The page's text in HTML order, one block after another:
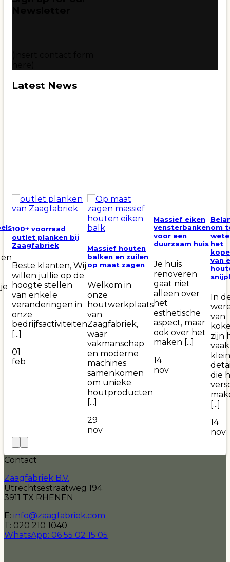
Latest News
100+ voorraad
outlet planken bij
Zaagfabriek
Beste klanten, Wij
willen jullie op de
hoogte stellen
van enkele
veranderingen in
onze
bedrijfsactiviteiten
[...]
01
feb
Massief houten
balken en zuilen
op maat zagen
Welkom in
onze
houtwerkplaats
van
Zaagfabriek,
waar
vakmanschap
en moderne
machines
samenkomen
om unieke
houtproducten
[...]
29
nov
Massief eiken
vensterbanken
voor een
duurzaam huis
Je huis
renoveren
gaat niet
alleen over
het
esthetische
aspect, maar
ook over het
maken [...]
14
nov
om
het
van
In
van
zijn
die
[...]
14
nov
Contact
Zaagfabriek B.V.
Utrechtsestraatweg 194
3911 TX RHENEN
E: info@zaagfabriek.com
T: 020 210 1040
WhatsApp: 06 55 02 15 05